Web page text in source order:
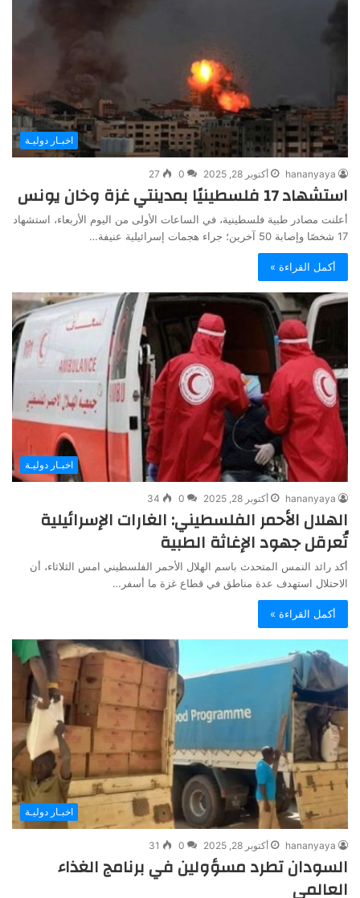
اخبـار دوليـة
hananyaya أكتوبر 28, 2025 0
27
استشهاد 17 فلسطينيًا بمدينتي غزة وخان يونس
أعلنت مصادر طبية فلسطينية، في الساعات الأولى من اليوم الأربعاء، استشهاد
17 شخصًا وإصابة 50 آخرين؛ جراء هجمات إسرائيلية عنيفة…
أكمل القراءة »
اخبـار دوليـة
hananyaya أكتوبر 28, 2025 0
34
الهلال الأحمر الفلسطيني: الغارات الإسرائيلية
تُعرقل جهود الإغاثة الطبية
أكد رائد النمس المتحدث باسم الهلال الأحمر الفلسطيني امس الثلاثاء، أن
الاحتلال استهدف عدة مناطق في قطاع غزة ما أسفر…
أكمل القراءة »
اخبـار دوليـة
hananyaya أكتوبر 28, 2025 0
31
السودان تطرد مسؤولين في برنامج الغذاء
العالمي